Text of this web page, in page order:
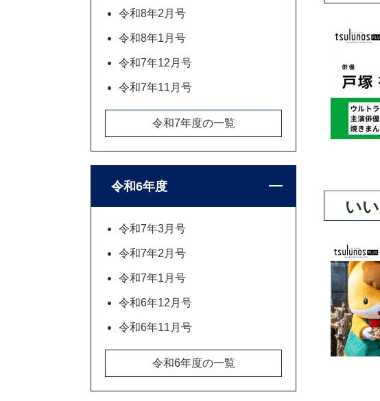
い
令和8年2月号
令和8年1月号
令和7年12月号
令和7年11月号
令和7年度の一覧
令和6年度
令和7年3月号
令和7年2月号
令和7年1月号
令和6年12月号
令和6年11月号
令和6年度の一覧